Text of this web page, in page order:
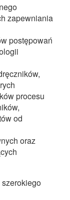
zapewniania
postępowań
procesu
od
oraz